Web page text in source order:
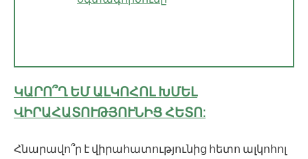
ԿԱՐՈ՞Ղ ԵՄ ԱԼԿՈՀՈԼ ԽՄԵԼ
ՎԻՐԱՀԱՏՈՒԹՅՈՒՆԻՑ ՀԵՏՈ:
Հնարավո՞ր է վիրահատությունից հետո ալկոհոլ